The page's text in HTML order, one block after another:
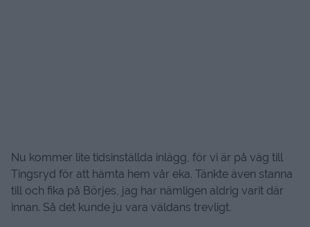
Nu kommer lite tidsinställda inlägg, för vi är på väg till
Tingsryd för att hämta hem vår eka. Tänkte även stanna
till och fika på Börjes, jag har nämligen aldrig varit där
innan. Så det kunde ju vara väldans trevligt.